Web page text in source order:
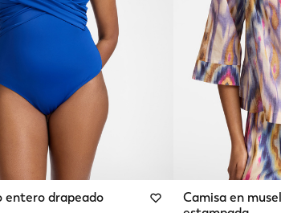
entero drapeado
Camisa en